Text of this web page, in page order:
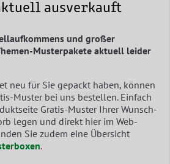
ausverkauft
und großer
Musterpakete aktuell leider
neu für Sie gepackt haben, können
Muster bei uns bestellen. Einfach
Gratis-Muster Ihrer Wunsch-
legen und direkt hier im Web-
Sie zudem eine Übersicht
.